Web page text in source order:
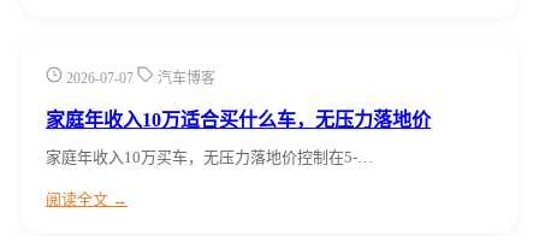
2026-07-07 汽车博客
家庭年收入10万适合买什么车，无压力落地价
家庭年收入10万买车，无压力落地价控制在5-…
阅读全文 →